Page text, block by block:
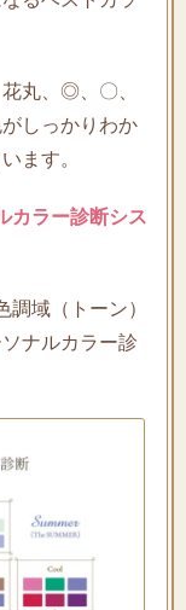
丸、◎、〇、
しっかりわか
ます。
カラー診断シス
域（トーン）
ナルカラー診